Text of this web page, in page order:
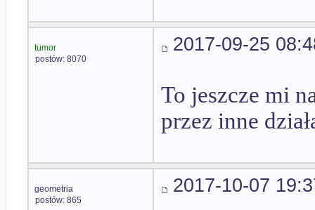
tumor
postów: 8070
2017-09-25
To jeszcze mi
przez inne
geometria
postów: 865
2017-10-07